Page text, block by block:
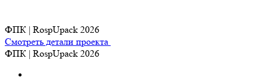
ФПК | RospUpack 2026
Смотреть детали проекта
ФПК | RospUpack 2026